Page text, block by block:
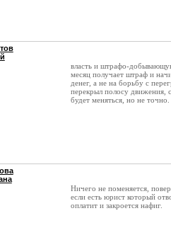
власть и штрафо-
месяц получает штраф и
денег, а не на борьбу с
перекрыл полосу движения,
будет меняться, но не точно.
Ничего не поменяется,
если есть юрист который
оплатит и закроется нафиг.